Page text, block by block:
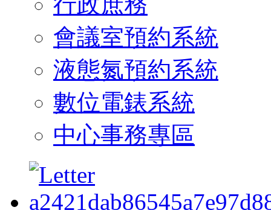
會議室預約系統
液態氮預約系統
數位電錶系統
中心事務專區